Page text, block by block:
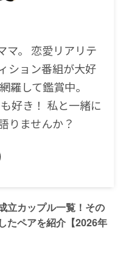
マ。 恋愛リアリテ
ション番組が大好
羅して鑑賞中。
好き！ 私と一緒に
りませんか？
立カップル一覧！その
たペアを紹介【2026年